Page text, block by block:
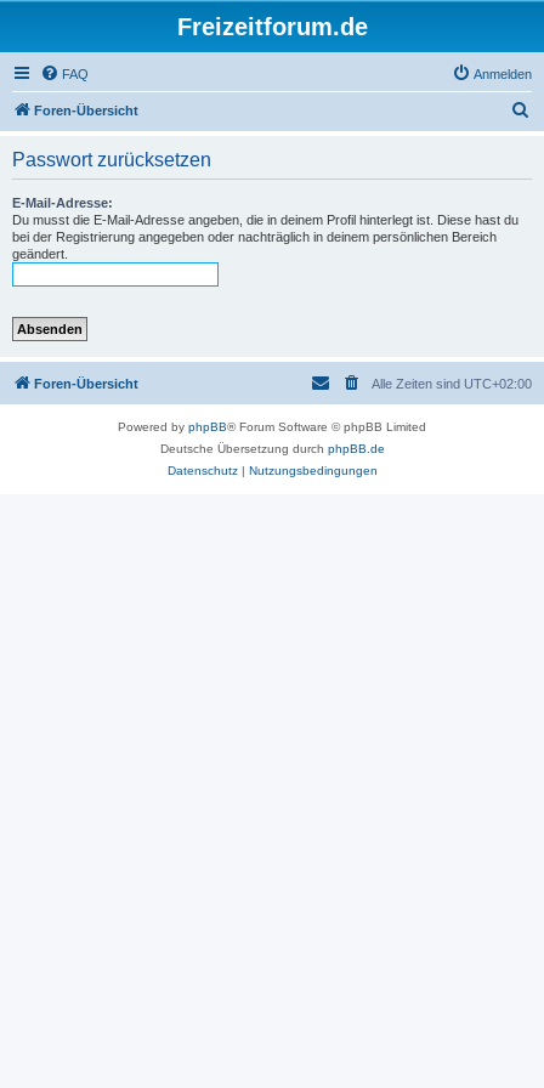
Freizeitforum.de
FAQ Anmelden
Foren-Übersicht
Passwort zurücksetzen
E-Mail-Adresse:
Du musst die E-Mail-Adresse angeben, die in deinem Profil hinterlegt ist. Diese hast du
bei der Registrierung angegeben oder nachträglich in deinem persönlichen Bereich
geändert.
Foren-Übersicht Alle Zeiten sind UTC+02:00
Powered by phpBB® Forum Software © phpBB Limited
Deutsche Übersetzung durch phpBB.de
Datenschutz| Nutzungsbedingungen